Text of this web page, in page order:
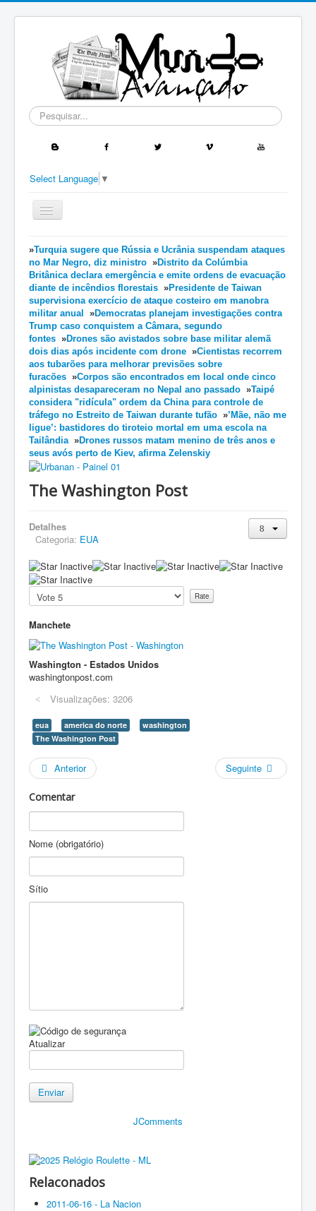
Pesquisar...
Select Language ▼
Ativar/Desativar
navegação
≡
»Turquia sugere que Rússia e Ucrânia suspendam ataques
no Mar Negro, diz ministro »Distrito da Colúmbia
Britânica declara emergência e emite ordens de evacuação
diante de incêndios florestais »Presidente de Taiwan
supervisiona exercício de ataque costeiro em manobra
militar anual »Democratas planejam investigações contra
Trump caso conquistem a Câmara, segundo
fontes »Drones são avistados sobre base militar alemã
dois dias após incidente com drone »Cientistas recorrem
aos tubarões para melhorar previsões sobre
furacões »Corpos são encontrados em local onde cinco
alpinistas desapareceram no Nepal ano passado »Taipé
considera "ridícula" ordem da China para controle de
tráfego no Estreito de Taiwan durante tufão »’Mãe, não me
ligue’: bastidores do tiroteio mortal em uma escola na
Tailândia »Drones russos matam menino de três anos e
seus avós perto de Kiev, afirma Zelenskiy
The Washington Post
Detalhes
Categoria: EUA
Please
Rate
Manchete
Washington - Estados Unidos
washingtonpost.com
Visualizações: 3206
eua america do norte
washington
The Washington Post
Anterior Seguinte
Comentar
Nome (obrigatório)
Sítio
Atualizar
Enviar
JComments
Relaconados
2011-06-16 - La Nacion